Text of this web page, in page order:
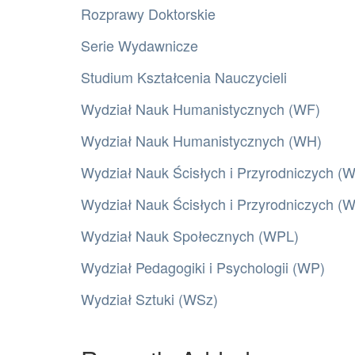
Rozprawy Doktorskie
Serie Wydawnicze
Studium Kształcenia Nauczycieli
Wydział Nauk Humanistycznych (WF)
Wydział Nauk Humanistycznych (WH)
Wydział Nauk Ścisłych i Przyrodniczych
Wydział Nauk Ścisłych i Przyrodniczych
Wydział Nauk Społecznych (WPL)
Wydział Pedagogiki i Psychologii (WP)
Wydział Sztuki (WSz)